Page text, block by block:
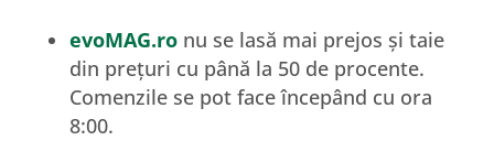
evoMAG.ronu se lasă mai prejos și taie
din prețuri cu până la 50 de procente.
Comenzile se pot face începând cu ora
8:00.